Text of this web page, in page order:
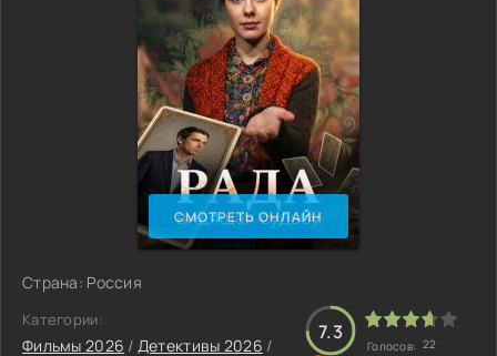
СМОТРЕТЬ ОНЛАЙН
Страна: Россия
Категории:
Фильмы 2026 / Детективы 2026 /
7.3
Голосов: 22